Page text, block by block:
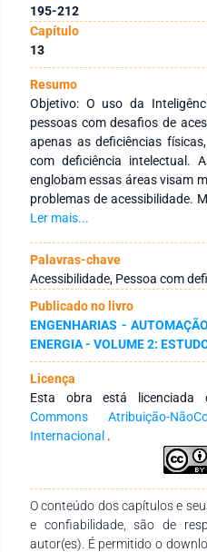
195-212
Capítulo
13
Resumo
Objetivo: O uso da
pessoas com desafios de
apenas as deficiências
com deficiência intelectual.
englobam essas áreas visam
problemas de acessibilidade.
estruturado através de uma
cientificas sobre IA e
Inteligência Artificial e
e analisando as informações.
foram transcritos em forma de
organizar o conteúdo.
relacionam IA e acessibilidade
em número. Em
especificar
número de artigos é
O uso das tecnologias
gerar lucro, mas para ajudar
elas físicas ou intelectuais.
ferramentas desenvolvidas
para esse público, mas em
caminho a percorrer em
Ler mais...
Palavras-chave
Acessibilidade, Pessoa com
Publicado no livro
ENGENHARIAS -
ENERGIA - VOLUME 2:
Licença
Esta obra está licenciada
Commons Atribuição-
Internacional .
O conteúdo dos capítulos e
e confiabilidade, são de
autor(es). É permitido o